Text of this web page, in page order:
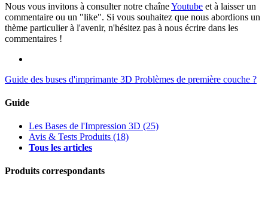
Nous vous invitons à consulter notre chaîneYoutube et à laisser un
commentaire ou un "like". Si vous souhaitez que nous abordions un
thème particulier à l'avenir, n'hésitez pas à nous écrire dans les
commentaires !
Guide des buses d'imprimante 3D Problèmes de première couche ?
Guide
Les Bases de l'Impression 3D (25)
Avis & Tests Produits (18)
Tous les articles
Produits correspondants